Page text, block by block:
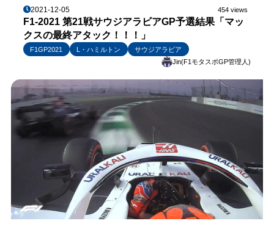
2021-12-05 454 views
F1-2021 第21戦サウジアラビアGP予選結果「マッ
クスの最終アタック！！！」
F1GP2021 L・ハミルトン
サウジアラビア
Jin(F1モタスポGP管理人)